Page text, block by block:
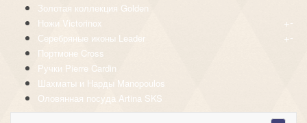
Золотая коллекция Golden
Ножи Victorinox
+-
Серебряные иконы Leader +-
Портмоне Cross
Ручки Pierre Cardin
Шахматы и Нарды Manopoulos
Оловянная посуда Artina SKS